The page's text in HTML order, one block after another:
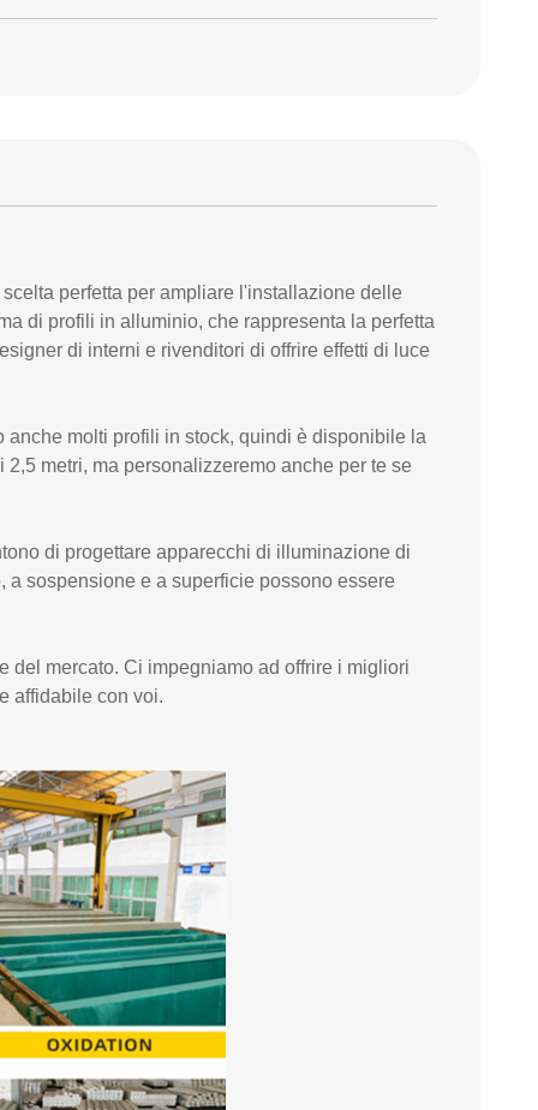
perfetta per ampliare l'installazione delle
di profili in alluminio, che rappresenta la perfetta
di interni e rivenditori di offrire effetti di luce
molti profili in stock, quindi è disponibile la
metri, ma personalizzeremo anche per te se
di progettare apparecchi di illuminazione di
sospensione e a superficie possono essere
mercato. Ci impegniamo ad offrire i migliori
affidabile con voi.